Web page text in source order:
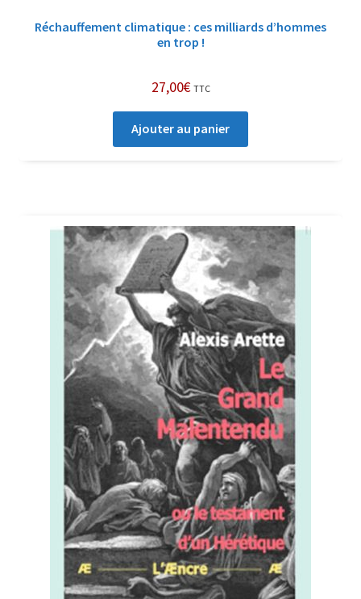
Réchauffement climatique : ces milliards d’hommes
en trop !
27,00€ TTC
Ajouter au panier